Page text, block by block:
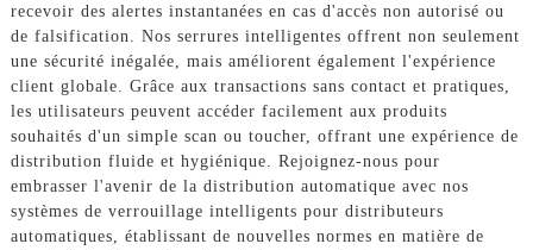
recevoir des alertes instantanées en cas d'accès non autorisé ou
de falsification. Nos serrures intelligentes offrent non seulement
une sécurité inégalée, mais améliorent également l'expérience
client globale. Grâce aux transactions sans contact et pratiques,
les utilisateurs peuvent accéder facilement aux produits
souhaités d'un simple scan ou toucher, offrant une expérience de
distribution fluide et hygiénique. Rejoignez-nous pour
embrasser l'avenir de la distribution automatique avec nos
systèmes de verrouillage intelligents pour distributeurs
automatiques, établissant de nouvelles normes en matière de